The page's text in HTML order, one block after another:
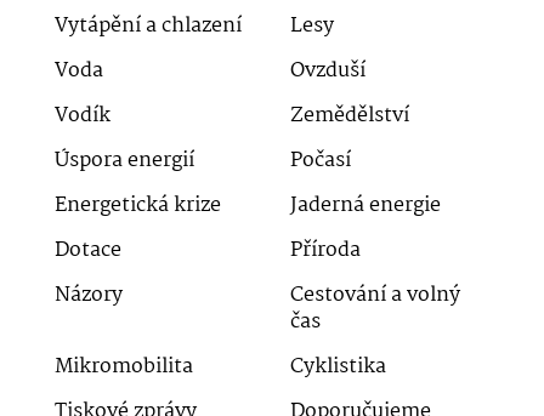
Vytápění a chlazení
Lesy
Voda
Ovzduší
Vodík
Zemědělství
Úspora energií
Počasí
Energetická krize
Jaderná energie
Dotace
Příroda
Názory
Cestování a volný
čas
Mikromobilita
Cyklistika